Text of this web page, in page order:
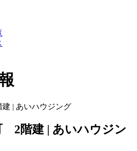
2階建 | あいハウジン